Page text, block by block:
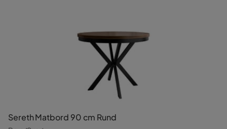
Sereth Matbord 90 cm Rund